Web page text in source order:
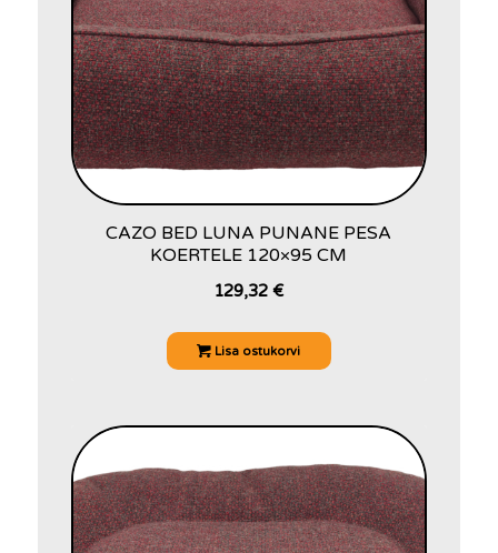
CAZO BED LUNA PUNANE PESA
KOERTELE 120×95 CM
129,32€
Lisa ostukorvi